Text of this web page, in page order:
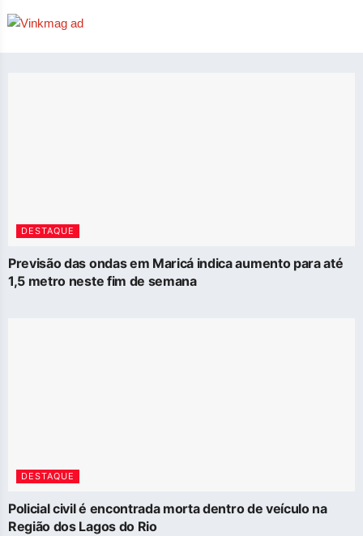
DESTAQUE
Previsão das ondas em Maricá indica aumento para até
1,5 metro neste fim de semana
DESTAQUE
Policial civil é encontrada morta dentro de veículo na
Região dos Lagos do Rio